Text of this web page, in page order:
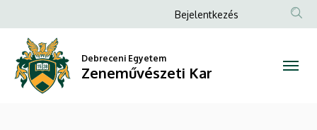
szakirány
felvételi
követelményei
a
tartalomra
Anonim
menüje
Bejelentkezés
Debreceni Egyetem
Zeneművészeti Kar